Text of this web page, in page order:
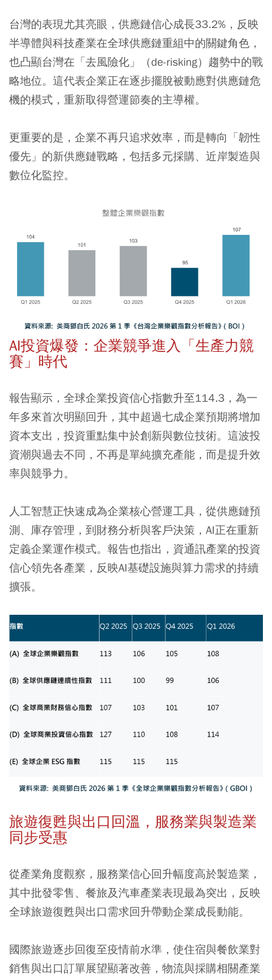
台灣的表現尤其亮眼，供應鏈信心成長33.2%，反映
半導體與科技產業在全球供應鏈重組中的關鍵角色，
也凸顯台灣在「去風險化」（de-risking）趨勢中的戰
略地位。這代表企業正在逐步擺脫被動應對供應鏈危
機的模式，重新取得營運節奏的主導權。
更重要的是，企業不再只追求效率，而是轉向「韌性
優先」的新供應鏈戰略，包括多元採購、近岸製造與
數位化監控。
AI投資爆發：企業競爭進入「生產力競
賽」時代
報告顯示，全球企業投資信心指數升至114.3，為一
年多來首次明顯回升，其中超過七成企業預期將增加
資本支出，投資重點集中於創新與數位技術。這波投
資潮與過去不同，不再是單純擴充產能，而是提升效
率與競爭力。
人工智慧正快速成為企業核心營運工具，從供應鏈預
測、庫存管理，到財務分析與客戶決策，AI正在重新
定義企業運作模式。報告也指出，資通訊產業的投資
信心領先各產業，反映AI基礎設施與算力需求的持續
擴張。
旅遊復甦與出口回溫，服務業與製造業
同步受惠
從產業角度觀察，服務業信心回升幅度高於製造業，
其中批發零售、餐旅及汽車產業表現最為突出，反映
全球旅遊復甦與出口需求回升帶動企業成長動能。
國際旅遊逐步回復至疫情前水準，使住宿與餐飲業對
銷售與出口訂單展望顯著改善，物流與採購相關產業